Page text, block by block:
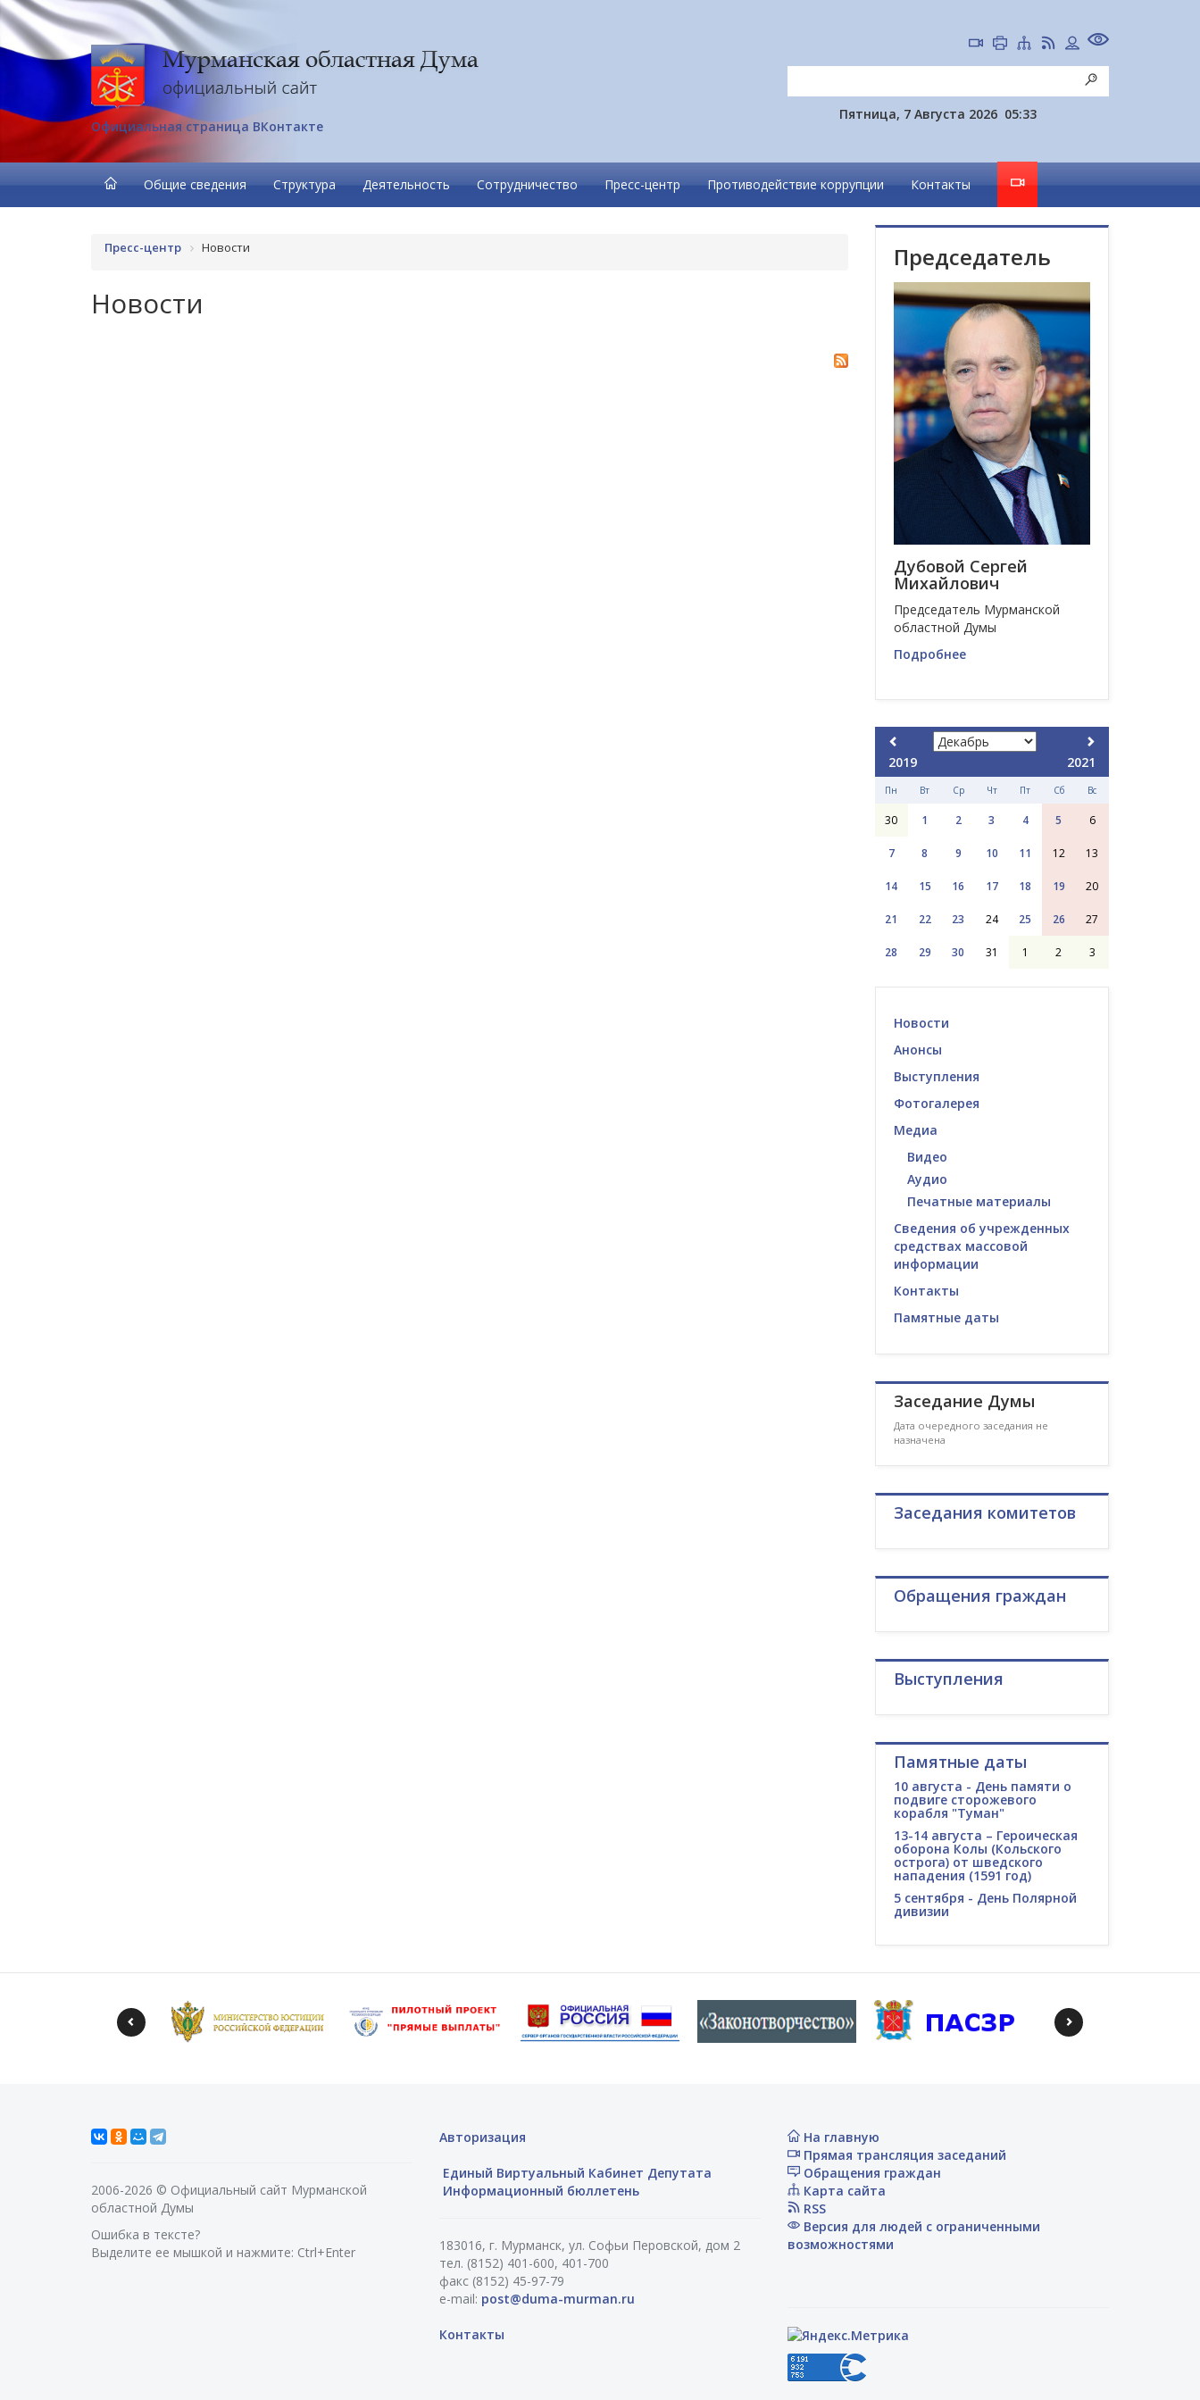
Официальная страница ВКонтакте
Пятница, 7 Августа 2026 05:33
Общие сведения Структура Деятельность Сотрудничество Пресс-центр Противодействие коррупции Контакты
Пресс-центр Новости
Новости
Председатель
Дубовой Сергей
Михайлович
Председатель Мурманской
областной Думы
Подробнее
2019 2021
Пн Вт Ср Чт Пт Сб Вс
30 1 2 3 4 5 6
7 8 9 10 11 12 13
14 15 16 17 18 19 20
21 22 23 24 25 26 27
28 29 30 31 1 2 3
Новости
Анонсы
Выступления
Фотогалерея
Медиа
Видео
Аудио
Печатные материалы
Сведения об учрежденных
средствах массовой
информации
Контакты
Памятные даты
Заседание Думы
Дата очередного заседания не
назначена
Заседания комитетов
Обращения граждан
Выступления
Памятные даты
10 августа - День памяти о
подвиге сторожевого
корабля "Туман"
13-14 августа – Героическая
оборона Колы (Кольского
острога) от шведского
нападения (1591 год)
5 сентября - День Полярной
дивизии
2006-2026 © Официальный сайт Мурманской
областной Думы
Ошибка в тексте?
Выделите ее мышкой и нажмите: Ctrl+Enter
Авторизация
Единый Виртуальный Кабинет Депутата
Информационный бюллетень
183016, г. Мурманск, ул. Софьи Перовской, дом 2
тел. (8152) 401-600, 401-700
факс (8152) 45-97-79
e-mail: post@duma-murman.ru
Контакты
На главную
Прямая трансляция заседаний
Обращения граждан
Карта сайта
RSS
Версия для людей с ограниченными
возможностями